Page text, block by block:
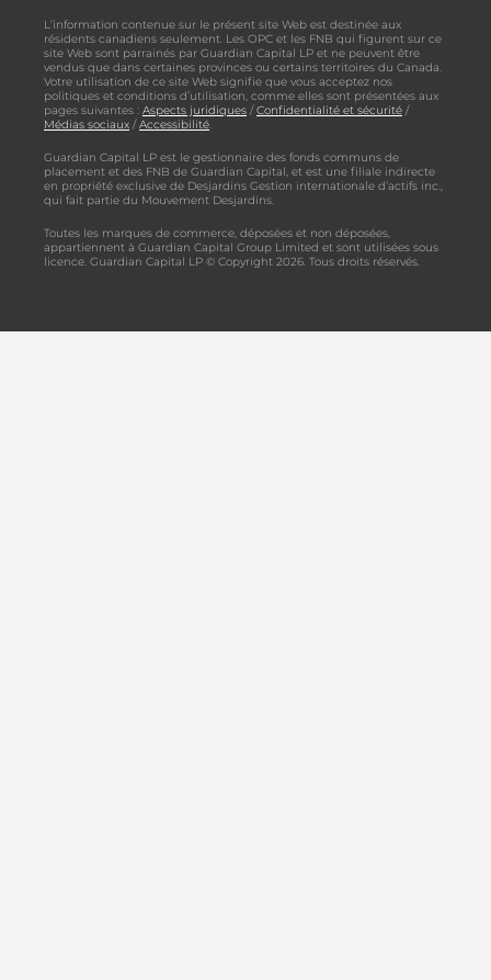
L’information contenue sur le présent site Web est destinée aux
résidents canadiens seulement. Les OPC et les FNB qui figurent sur ce
site Web sont parrainés par Guardian Capital LP et ne peuvent être
vendus que dans certaines provinces ou certains territoires du Canada.
Votre utilisation de ce site Web signifie que vous acceptez nos
politiques et conditions d’utilisation, comme elles sont présentées aux
pages suivantes : Aspects juridiques /Confidentialité et sécurité /
Médias sociaux /Accessibilité.
Guardian Capital LP est le gestionnaire des fonds communs de
placement et des FNB de Guardian Capital, et est une filiale indirecte
en propriété exclusive de Desjardins Gestion internationale d’actifs inc.,
qui fait partie du Mouvement Desjardins.
Toutes les marques de commerce, déposées et non déposées,
appartiennent à Guardian Capital Group Limited et sont utilisées sous
licence. Guardian Capital LP © Copyright 2026. Tous droits réservés.